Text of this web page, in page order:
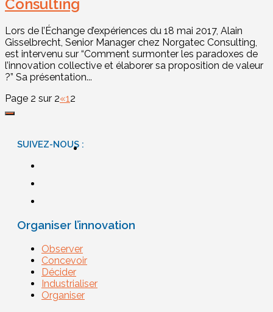
Consulting
Lors de l’Échange d’expériences du 18 mai 2017, Alain
Gisselbrecht, Senior Manager chez Norgatec Consulting,
est intervenu sur “Comment surmonter les paradoxes de
l’innovation collective et élaborer sa proposition de valeur
?” Sa présentation...
Page 2 sur 2«12
SUIVEZ-NOUS :
Organiser l’innovation
Observer
Concevoir
Décider
Industrialiser
Organiser